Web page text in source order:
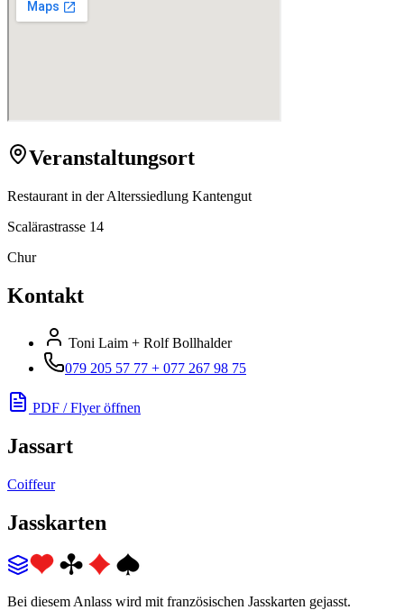
Veranstaltungsort
Restaurant in der Alterssiedlung Kantengut
Scalärastrasse 14
Chur
Kontakt
Toni Laim + Rolf Bollhalder
079 205 57 77 + 077 267 98 75
PDF / Flyer öffnen
Jassart
Coiffeur
Jasskarten
Bei diesem Anlass wird mit französischen Jasskarten gejasst.